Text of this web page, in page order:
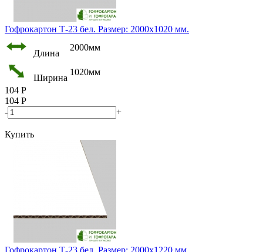
Гофрокартон Т-23 бел. Размер: 2000х1020 мм.
Длина
2000мм
Ширина
1020мм
104 Р
104 Р
-
+
Купить
Гофрокартон Т-23 бел. Размер: 2000х1220 мм.